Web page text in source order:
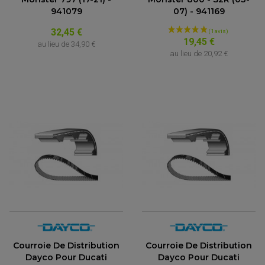
KIT DÉCO QUAD / SSV
POIGNÉE QUAD
PONTETS / REHAUSSES DE GUIDON
941079
32,45 €
au lieu de 34,90 €
07) - 941169
19,45 €
au lieu de 20,92 €
Courroie De Distribution
Dayco Pour Ducati
Courroie De Distribution
Dayco Pour Ducati